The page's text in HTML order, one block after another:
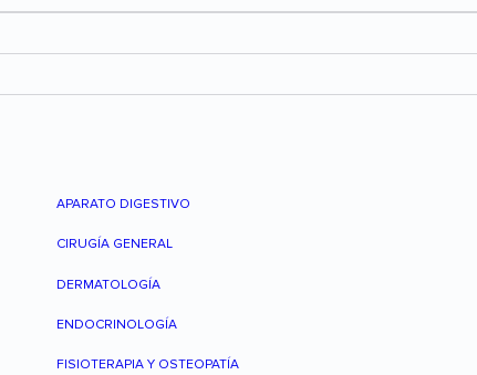
APARATO DIGESTIVO
CIRUGÍA GENERAL
DERMATOLOGÍA
ENDOCRINOLOGÍA
FISIOTERAPIA Y OSTEOPATÍA